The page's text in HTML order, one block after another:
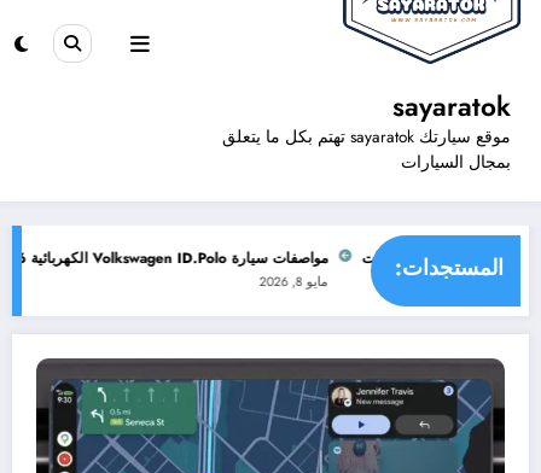
sayaratok
موقع سيارتك sayaratok تهتم بكل ما يتعلق
بمجال السيارات
المستجدات:
الصور والواجهات مواصفات سيارة Volkswagen ID.Polo الكهربائية 2026